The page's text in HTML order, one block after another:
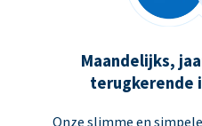
Maandelijks,
terugkerende
Onze slimme en